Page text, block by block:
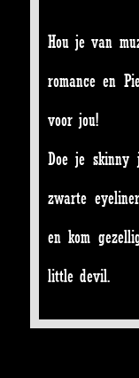
Hou je van
romance en
voor jou!
Doe je
zwarte
en kom
little devil.